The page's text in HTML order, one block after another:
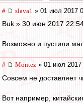
# slava1 » 01 июл 2017
Buk » 30 июн 2017
Возможно и пустили
# Montez » 01 июл 2017
Совсем не доставляет
Вот например,